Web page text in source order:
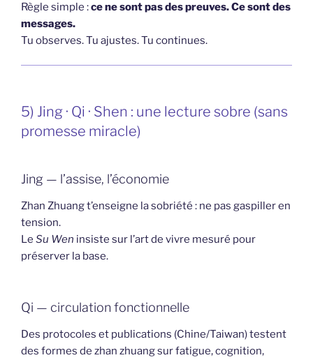
Règle simple :ce ne sont pas des preuves. Ce sont des
messages.
Tu observes. Tu ajustes. Tu continues.
5) Jing · Qi · Shen : une lecture sobre (sans
promesse miracle)
Jing — l’assise, l’économie
Zhan Zhuang t’enseigne la sobriété : ne pas gaspiller en
tension.
Le Su Wen insiste sur l’art de vivre mesuré pour
préserver la base.
Qi — circulation fonctionnelle
Des protocoles et publications (Chine/Taiwan) testent
des formes de zhan zhuang sur fatigue, cognition,